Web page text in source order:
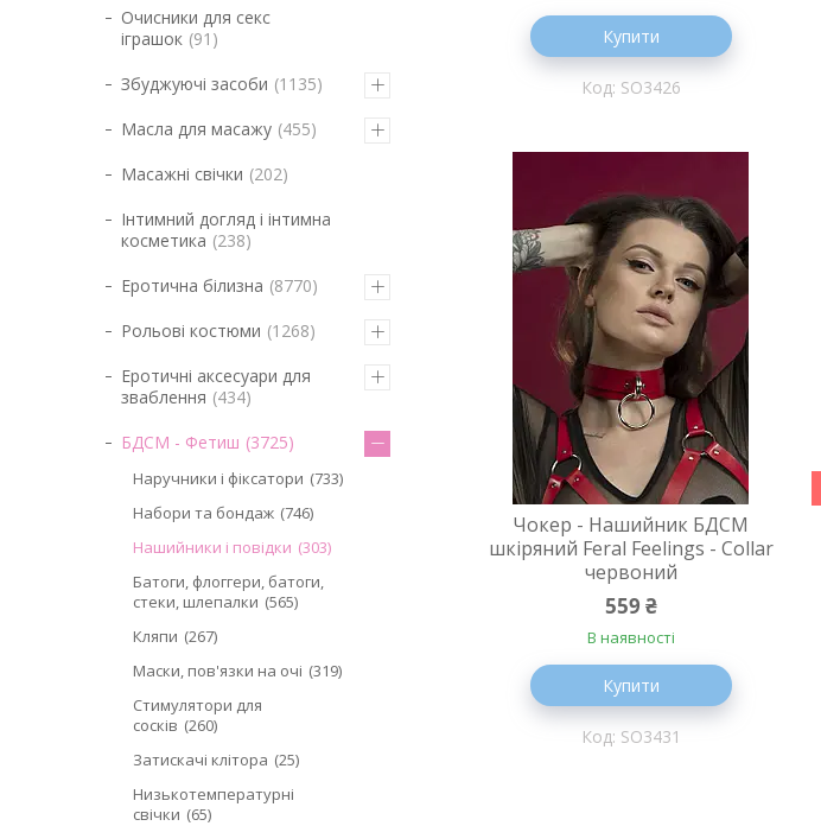
Купити
SO3426
Чокер - Нашийник БДСМ
шкіряний Feral Feelings - Collar
червоний
559 ₴
В наявності
Купити
SO3431
Очисники для секс
іграшок 91
Збуджуючі засоби 1135
Масла для масажу 455
Масажні свічки 202
Інтимний догляд і інтимна
косметика 238
Еротична білизна 8770
Рольові костюми 1268
Еротичні аксесуари для
зваблення 434
БДСМ - Фетиш 3725
Наручники і фіксатори 733
Набори та бондаж 746
Нашийники і повідки 303
Батоги, флоггери, батоги,
стеки, шлепалки 565
Кляпи 267
Маски, пов'язки на очі 319
Стимулятори для
сосків 260
Затискачі клітора 25
Низькотемпературні
свічки
65